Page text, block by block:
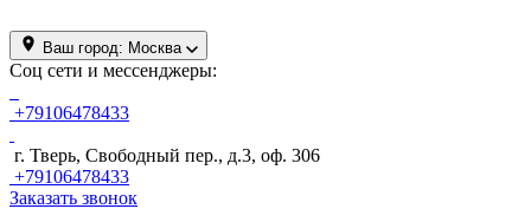
Ваш город: Москва
Соц сети и мессенджеры:
+79106478433
г. Тверь, Свободный пер., д.3, оф. 306
+79106478433
Заказать звонок